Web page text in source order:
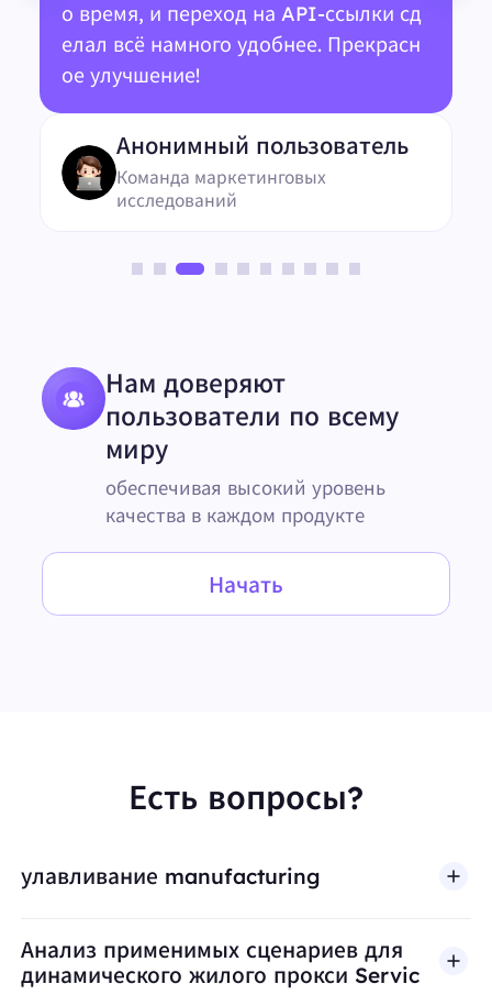
о время, и переход на API-ссылки сд
елал всё намного удобнее. Прекрасн
ое улучшение!
Анонимный пользователь
Команда маркетинговых
исследований
Нам доверяют
пользователи по всему
миру
обеспечивая высокий уровень
качества в каждом продукте
Начать
Есть вопросы?
улавливание manufacturing
Анализ применимых сценариев для
динамического жилого прокси Servic